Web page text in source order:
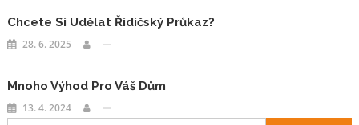
Chcete Si Udělat Řidičský Průkaz?
28. 6. 2025
Mnoho Výhod Pro Váš Dům
13. 4. 2024